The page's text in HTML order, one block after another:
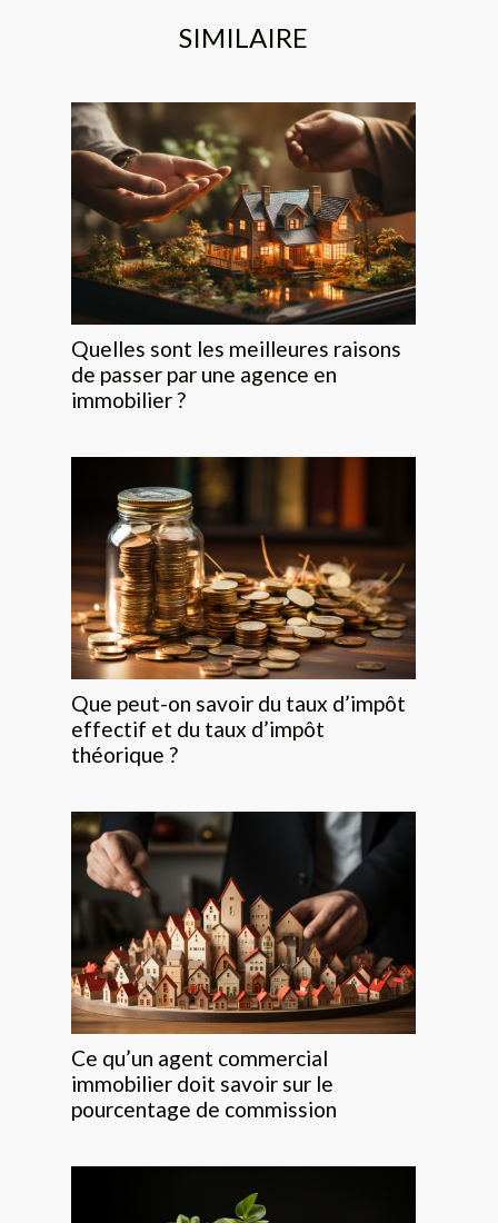
SIMILAIRE
Quelles sont les meilleures raisons
de passer par une agence en
immobilier ?
Que peut-on savoir du taux d’impôt
effectif et du taux d’impôt
théorique ?
Ce qu’un agent commercial
immobilier doit savoir sur le
pourcentage de commission